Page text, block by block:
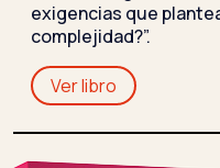
exigencias que
complejidad?”.
Ver libro